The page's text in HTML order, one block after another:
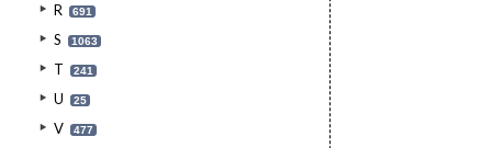
R 691
S 1063
T 241
U 25
V 477